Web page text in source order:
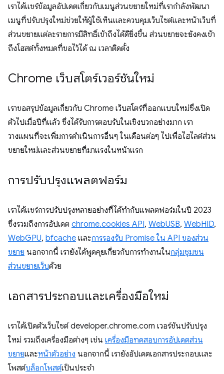
เราได้แชร์ข้อมูลอัปเดตเกี่ยวกับเมนูส่วนขยายใหม่ที่เรากำลังพัฒนา
เมนูที่ปรับปรุงใหม่ช่วยให้ผู้ใช้เห็นและควบคุมเว็บไซต์และหน้าเว็บที่
ส่วนขยายแต่ละรายการมีสิทธิ์เข้าถึงได้ดียิ่งขึ้น ส่วนขยายจะยังคงเข้า
ถึงโฮสต์ทั้งหมดที่ขอไว้ได้ ณ เวลาติดตั้ง
Chrome เว็บสโตร์เวอร์ชันใหม่
เราขอสรุปข้อมูลเกี่ยวกับ Chrome เว็บสโตร์ที่ออกแบบใหม่ซึ่งเปิด
ตัวไปเมื่อปีที่แล้ว ซึ่งได้รับการตอบรับในเชิงบวกอย่างมาก เรา
วางแผนที่จะเพิ่มการดำเนินการอื่นๆ ในเดือนต่อๆ ไปเพื่อไฮไลต์ส่วน
ขยายใหม่และส่วนขยายที่มาแรงในหน้าแรก
การปรับปรุงแพลตฟอร์ม
เราได้แชร์การปรับปรุงหลายอย่างที่ได้ทำกับแพลตฟอร์มในปี 2023
ซึ่งรวมถึงการอัปเดต chrome.cookies API, WebUSB, WebHID,
WebGPU, bfcache และการรองรับ Promise ใน API ของส่วน
ขยาย นอกจากนี้ เรายังได้พูดคุยเกี่ยวกับการทำงานในกลุ่มชุมชน
ส่วนขยายเว็บด้วย
เอกสารประกอบและเครื่องมือใหม่
เราได้เปิดตัวเว็บไซต์ developer.chrome.com เวอร์ชันปรับปรุง
ใหม่ รวมถึงเครื่องมือต่างๆ เช่น เครื่องมือทดสอบการอัปเดตส่วน
ขยายและหน้าตัวอย่าง นอกจากนี้ เรายังอัปเดตเอกสารประกอบและ
โพสต์บล็อกโพสต์เป็นประจำ